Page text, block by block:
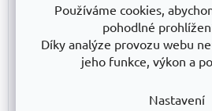
Používáme cookies,
pohodlné
Díky analýze provozu webu
jeho funkce, výkon a
Nastavení
Bezkonkurenční poměr
zpracování za férovou cenu.
📌Podpora české výroby–
produkce a technologického
spolehněte se, že vaše skladové